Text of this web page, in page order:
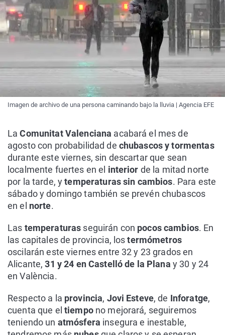
Imagen de archivo de una persona caminando bajo la lluvia | Agencia EFE
La Comunitat Valenciana acabará el mes de
agosto con probabilidad de chubascos y tormentas
durante este viernes, sin descartar que sean
localmente fuertes en el interior de la mitad norte
por la tarde, ytemperaturas sin cambios. Para este
sábado y domingo también se prevén chubascos
en el norte.
Las temperaturas seguirán con pocos cambios. En
las capitales de provincia, lostermómetros
oscilarán este viernes entre 32 y 23 grados en
Alicante,31 y 24 en Castelló de la Plana y 30 y 24
en València.
Respecto a la provincia, Jovi Esteve, de Inforatge,
cuenta que el tiempo no mejorará, seguiremos
teniendo un atmósfera insegura e inestable,